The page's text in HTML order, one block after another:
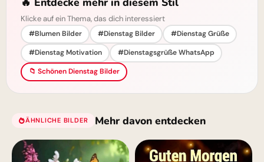
Klicke auf ein Thema, das dich interessiert
#Blumen Bilder #Dienstag Bilder
#Dienstag Grüße
#Dienstag Motivation
#Dienstagsgrüße WhatsApp
📁 Schönen Dienstag Bilder
ÄHNLICHE BILDER Mehr davon entdecken